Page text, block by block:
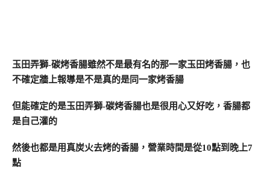
玉田弄獅-碳烤香腸雖然不是最有名的那一家玉田烤香腸，也
不確定牆上報導是不是真的是同一家烤香腸
但能確定的是玉田弄獅-碳烤香腸也是很用心又好吃，香腸都
是自己灌的
然後也都是用真炭火去烤的香腸，營業時間是從10點到晚上7
點